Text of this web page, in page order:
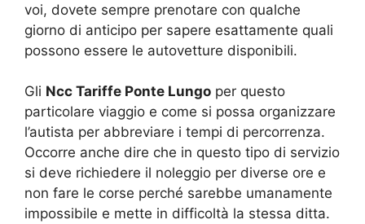
voi, dovete sempre prenotare con qualche
giorno di anticipo per sapere esattamente quali
possono essere le autovetture disponibili.
Gli Ncc Tariffe Ponte Lungo per questo
particolare viaggio e come si possa organizzare
l’autista per abbreviare i tempi di percorrenza.
Occorre anche dire che in questo tipo di servizio
si deve richiedere il noleggio per diverse ore e
non fare le corse perché sarebbe umanamente
impossibile e mette in difficoltà la stessa ditta.